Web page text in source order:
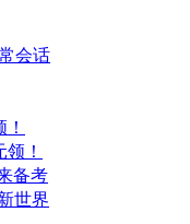
会话
！
备考
世界